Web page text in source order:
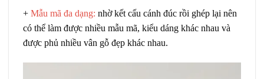
+ Mẫu mã đa dạng: nhờ kết cấu cánh đúc rồi ghép lại nên
có thể làm được nhiều mẫu mã, kiểu dáng khác nhau và
được phủ nhiều vân gỗ đẹp khác nhau.